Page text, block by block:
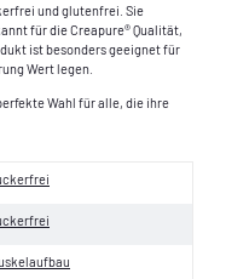
und glutenfrei. Sie
für die Creapure® Qualität,
ist besonders geeignet für
Wert legen.
Wahl für alle, die ihre